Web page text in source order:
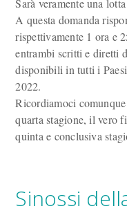
Sarà veramente una
A questa domanda
rispettivamente 1 ora e
entrambi scritti e diretti
disponibili in tutti i
2022.
Ricordiamoci
quarta stagione, il vero
quinta e conclusiva
Sinossi